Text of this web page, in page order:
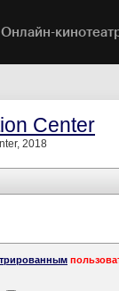
Онлайн-
Center
2018